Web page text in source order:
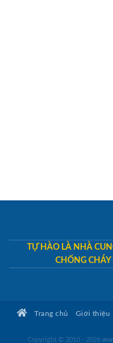
TỰ HÀO LÀ NHÀ
CHỐNG
Trang chủ Giới thiệu
Copyright © 2010 - 2026